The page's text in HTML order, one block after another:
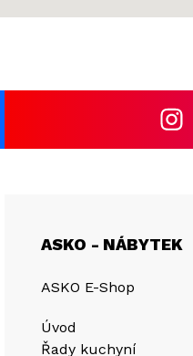
ASKO - NÁBYTEK
ASKO E-Shop
Úvod
Řady kuchyní